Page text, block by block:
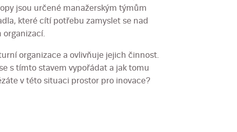
jsou určené manažerským týmům
které cítí potřebu zamyslet se nad
organizací.
organizace a ovlivňuje jejich činnost.
s tímto stavem vypořádat a jak tomu
v této situaci prostor pro inovace?